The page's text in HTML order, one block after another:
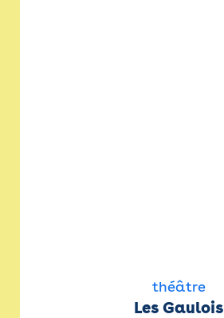
théâtre
Les Gaulois